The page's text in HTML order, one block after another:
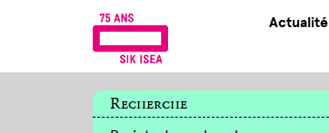
Actualité
Recherche